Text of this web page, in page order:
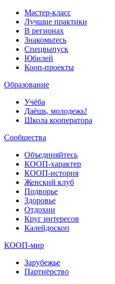
Мастер-класс
Лучшие практики
В регионах
Знакомьтесь
Спецвыпуск
Юбилей
Кооп-проекты
Образование
Учёба
Даёшь, молодежь!
Школа кооператора
Сообщества
Объединяйтесь
КООП-характер
КООП-история
Женский клуб
Подворье
Здоровье
Отдохни
Круг интересов
Калейдоскоп
КООП-мир
Зарубежье
Партнёрство